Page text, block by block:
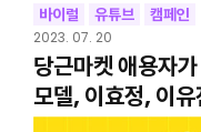
바이럴 유튜브 캠페인
2023. 07. 20
당근마켓 애용자
모델, 이효정, 이